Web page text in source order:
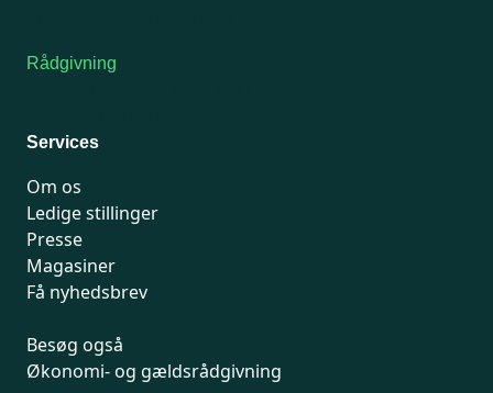
Rådgivning
Services
Om os
Ledige stillinger
Presse
Magasiner
Få nyhedsbrev
Besøg også
Økonomi- og gældsrådgivning